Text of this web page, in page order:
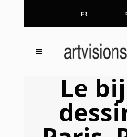
FR
Le
Inscrivez-vous
Newsletter !